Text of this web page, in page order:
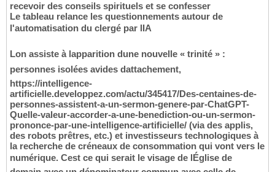
recevoir des conseils spirituels et se confesser
Le tableau relance les questionnements autour de
l'automatisation du clergé par lIA
Lon assiste à lapparition dune nouvelle « trinité » :
personnes isolées avides dattachement,
https://intelligence-
artificielle.developpez.com/actu/345417/Des-centaines-de-
personnes-assistent-a-un-sermon-genere-par-ChatGPT-
Quelle-valeur-accorder-a-une-benediction-ou-un-sermon-
prononce-par-une-intelligence-artificielle/ (via des applis,
des robots prêtres, etc.) et investisseurs technologiques à
la recherche de créneaux de consommation qui vont vers le
numérique. Cest ce qui serait le visage de lÉglise de